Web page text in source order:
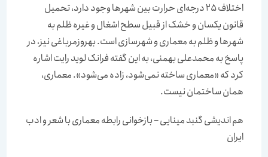
اختلاف 25 درجه‌ای حرارت بین شهرها وجود دارد، تحمیل
قانون یکسان و خشک از قبیل سطح‌ اشغال و غیره ظلم به
شهرها و ظلم به معماری و شهرسازی است. بهروزمرباغی نیز، در
پاسخ به محمدعلی بهمنی، به این گفته فرانک لوید رایت اشاره
کرد که «معماری ساخته نمی‌شود، زاده می‌شود». معماری،
‌همان ساختمان نیست.
هم اندیشی گنبد مینایی – بازخوانی رابطه معماری با شعر و ادب
ایران